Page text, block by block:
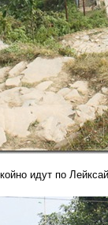
идут по